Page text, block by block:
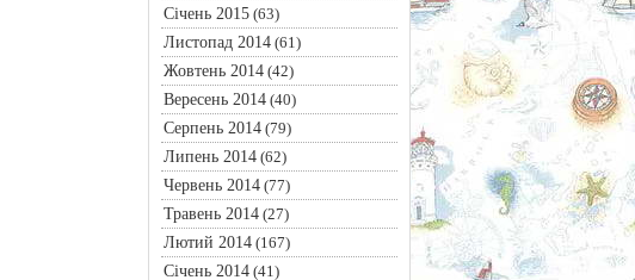
Січень 2015(63)
Листопад 2014(61)
Жовтень 2014(42)
Вересень 2014(40)
Серпень 2014(79)
Липень 2014(62)
Червень 2014(77)
Травень 2014(27)
Лютий 2014(167)
Січень 2014(41)